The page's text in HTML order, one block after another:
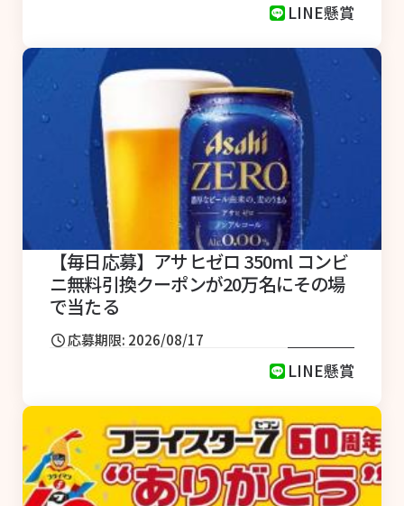
LINE懸賞
応募期限: 2026/08/17
【毎日応募】アサヒゼロ 350ml コンビ
ニ無料引換クーポンが20万名にその場
で当たる
LINE懸賞